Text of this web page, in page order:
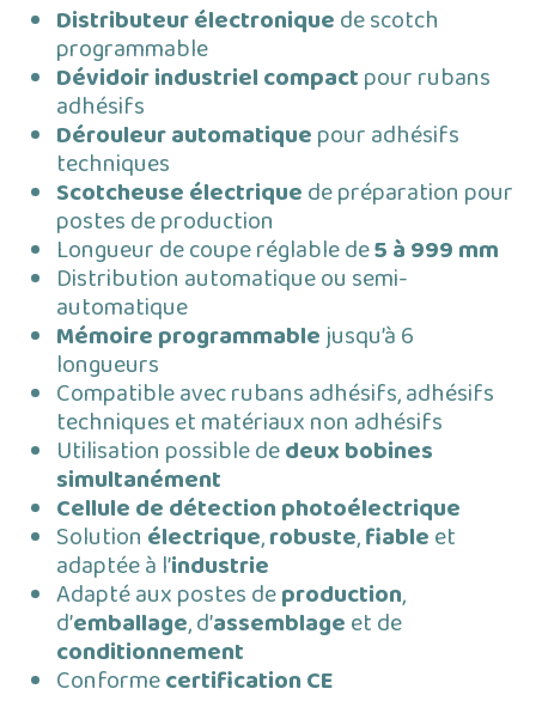
Distributeur électroniquede scotch
programmable
Dévidoir industriel compactpour rubans
adhésifs
Dérouleur automatiquepour adhésifs
techniques
Scotcheuse électriquede préparation pour
postes de production
Longueur de coupe réglable de5 à 999 mm
Distribution automatique ou semi-
automatique
Mémoire programmablejusqu’à 6
longueurs
Compatible avec rubans adhésifs, adhésifs
techniques et matériaux non adhésifs
Utilisation possible dedeux bobines
simultanément
Cellule de détection photoélectrique
Solution électrique,robuste,fiableet
adaptée à l’industrie
Adapté aux postes deproduction,
d’emballage, d’assemblageet de
conditionnement
Conformecertification CE